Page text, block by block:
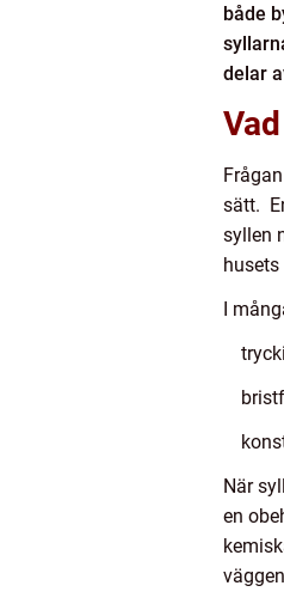
både
delar
sätt.
syllen
I
När
en